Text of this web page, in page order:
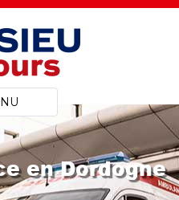
en Dordogne